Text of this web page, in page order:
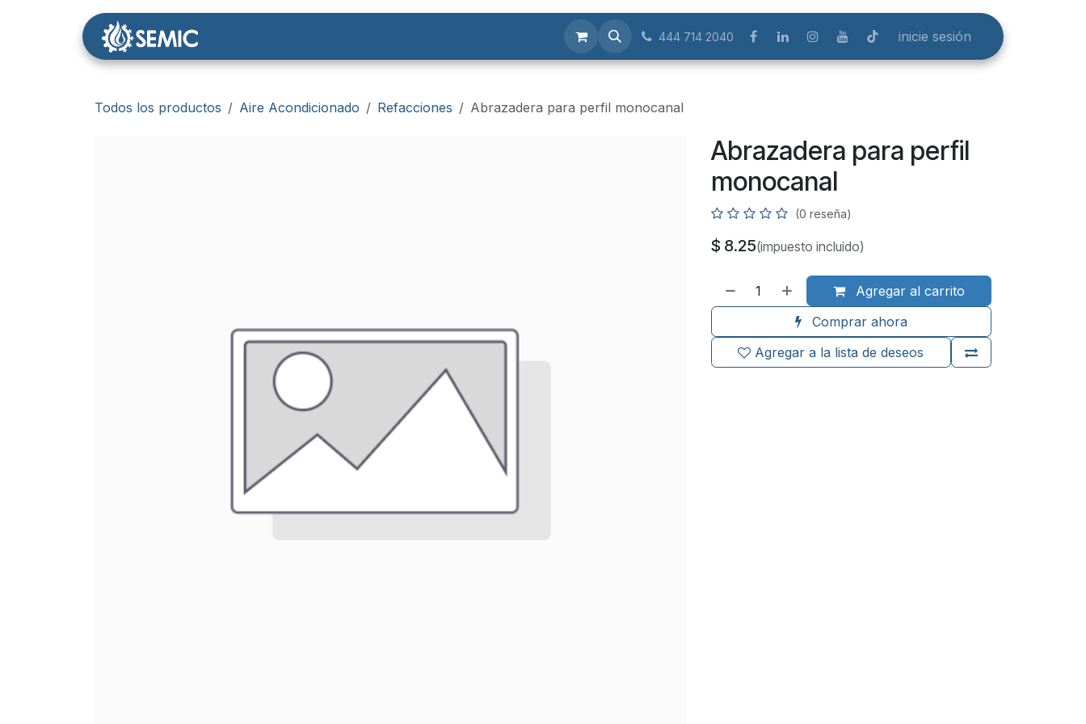
444 714 2040 inicie sesión
Todos los productos Aire Acondicionado Refacciones Abrazadera para perfil monocanal
Abrazadera para perfil
monocanal
(0 reseña)
$ 8.25(impuesto incluido)
Agregar al carrito
Comprar ahora
Agregar a la lista de deseos